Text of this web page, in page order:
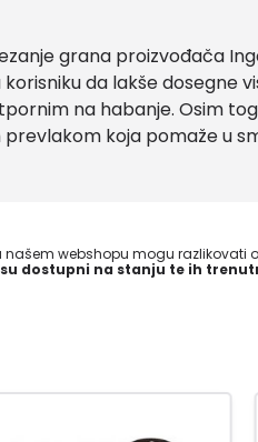
grana proizvođača
da lakše dosegne
na habanje. Osim
koja pomaže u
webshopu mogu razlikovati
dostupni na stanju te ih